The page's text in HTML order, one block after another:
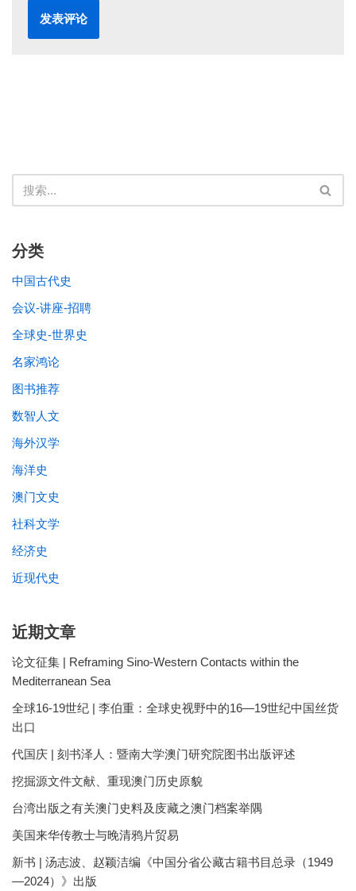
分类
中国古代史
会议-讲座-招聘
全球史-世界史
名家鸿论
图书推荐
数智人文
海外汉学
海洋史
澳门文史
社科文学
经济史
近现代史
近期文章
论文征集 | Reframing Sino-Western Contacts within the
Mediterranean Sea
全球16-19世纪 | 李伯重：全球史视野中的16—19世纪中国丝货
出口
代国庆 | 刻书泽人：暨南大学澳门研究院图书出版评述
挖掘源文件文献、重现澳门历史原貌
台湾出版之有关澳门史料及庋藏之澳门档案举隅
美国来华传教士与晚清鸦片贸易
新书 | 汤志波、赵颖洁编《中国分省公藏古籍书目总录（1949
—2024）》出版